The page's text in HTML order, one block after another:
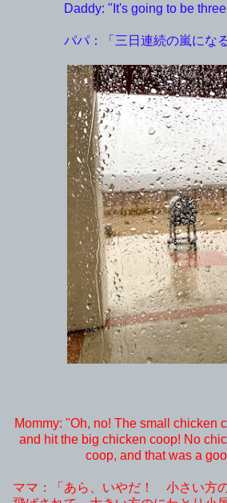
Daddy: "It's going to be
パパ：「三日連続の嵐にな
Mommy: "Oh, no! The small chicken
and hit the big chicken coop! No
coop, and that was a
ママ：「あら、いやだ！ 小さい方